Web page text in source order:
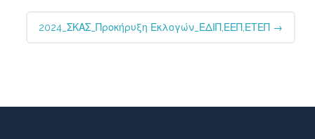
2024_ΣΚΑΣ_Προκήρυξη Εκλογών_ΕΔΙΠ,ΕΕΠ,ΕΤΕΠ →